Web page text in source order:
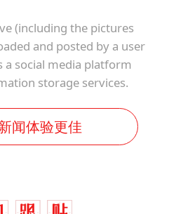
(including the pictures
and posted by a user
a social media platform
storage services.
闻体验更佳